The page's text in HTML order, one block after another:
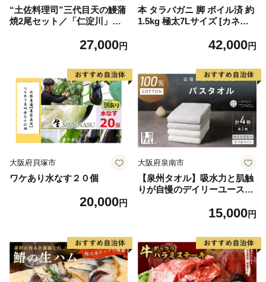
“土佐料理司”三代目天の鰻蒲
焼2尾セット／「仁淀川」水
殖 国産・高知県産〈高知市共
27,000円
本 タラバガニ 脚 ボイル済 約
1.5kg 極太7Lサイズ [カネダ
6] カニ かに 蟹 たらばがに た
42,000円
大阪府貝塚市
ワケあり水なす２０個
20,000円
大阪府泉南市
【泉州タオル】吸水力と肌触
りが自慢のデイリーユースバ
トグレー 4枚【配送不可地
15,000円